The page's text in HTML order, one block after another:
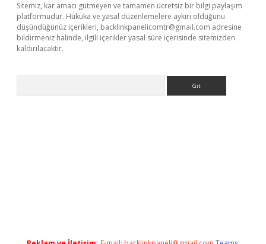
Sitemiz, kar amacı gütmeyen ve tamamen ücretsiz bir bilgi paylaşım
platformudur. Hukuka ve yasal düzenlemelere aykırı olduğunu
düşündüğünüz içerikleri, backlinkpanelicomtr@gmail.com adresine
bildirmeniz halinde, ilgili içerikler yasal süre içerisinde sitemizden
kaldırılacaktır.